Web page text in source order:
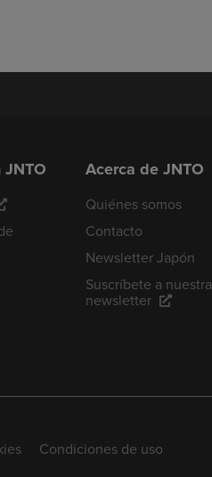
Acerca de JNTO
Quiénes somos
Contacto
Newsletter Japón
Suscríbete a nuestra
newsletter
Condiciones de uso